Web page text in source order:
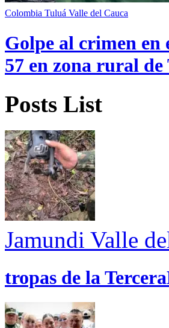
Colombia Tuluá Valle del Cauca
Golpe al crimen
57 en zona rural de
Posts List
Jamundi Valle
tropas de la